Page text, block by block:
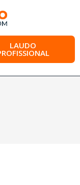
LAUDO